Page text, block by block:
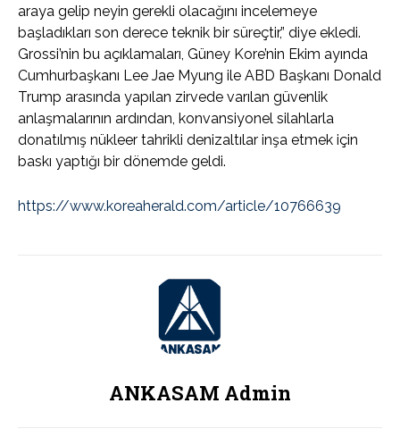
araya gelip neyin gerekli olacağını incelemeye
başladıkları son derece teknik bir süreçtir,” diye ekledi.
Grossi’nin bu açıklamaları, Güney Kore’nin Ekim ayında
Cumhurbaşkanı Lee Jae Myung ile ABD Başkanı Donald
Trump arasında yapılan zirvede varılan güvenlik
anlaşmalarının ardından, konvansiyonel silahlarla
donatılmış nükleer tahrikli denizaltılar inşa etmek için
baskı yaptığı bir dönemde geldi.
https://www.koreaherald.com/article/10766639
ANKASAM Admin